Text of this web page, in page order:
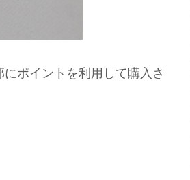
ポイントを利用して購入さ